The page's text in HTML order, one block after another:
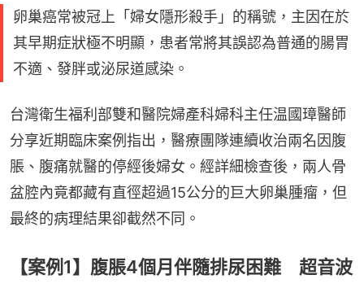
卵巢癌常被冠上「婦女隱形殺手」的稱號，主因在於
其早期症狀極不明顯，患者常將其誤認為普通的腸胃
不適、發胖或泌尿道感染。
台灣衛生福利部雙和醫院婦產科婦科主任温國璋醫師
分享近期臨床案例指出，醫療團隊連續收治兩名因腹
脹、腹痛就醫的停經後婦女。經詳細檢查後，兩人骨
盆腔內竟都藏有直徑超過15公分的巨大卵巢腫瘤，但
最終的病理結果卻截然不同。
【案例1】腹脹4個月伴隨排尿困難 超音波